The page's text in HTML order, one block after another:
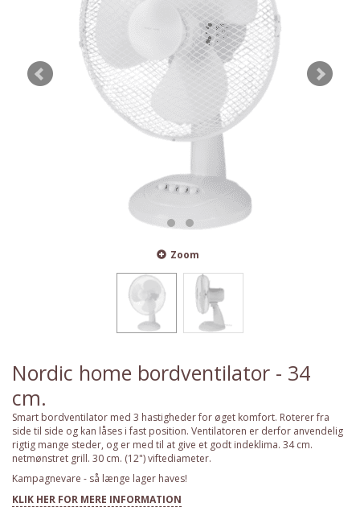
Zoom
Nordic home bordventilator - 34
cm.
Smart bordventilator med 3 hastigheder for øget komfort. Roterer fra
side til side og kan låses i fast position. Ventilatoren er derfor anvendelig
rigtig mange steder, og er med til at give et godt indeklima. 34 cm.
netmønstret grill. 30 cm. (12") viftediameter.
Kampagnevare - så længe lager haves!
KLIK HER FOR MERE INFORMATION